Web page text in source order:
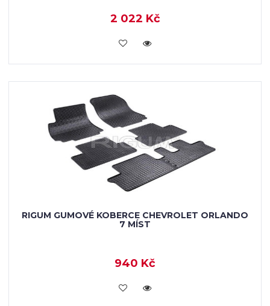
2 022 Kč
KOUPIT
RIGUM GUMOVÉ KOBERCE CHEVROLET ORLANDO
7 MÍST
940 Kč
KOUPIT